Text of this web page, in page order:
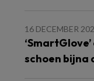
16 DECEMBER
schoen bijna